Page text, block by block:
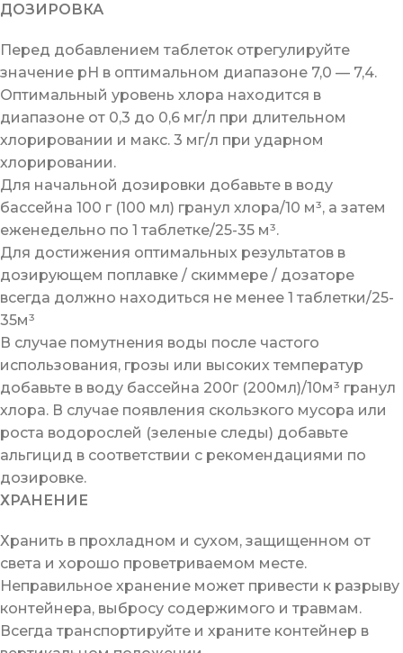
ДОЗИРОВКА
Перед добавлением таблеток отрегулируйте
значение pH в оптимальном диапазоне 7,0 — 7,4.
Оптимальный уровень хлора находится в
диапазоне от 0,3 до 0,6 мг/л при длительном
хлорировании и макс. 3 мг/л при ударном
хлорировании.
Для начальной дозировки добавьте в воду
бассейна 100 г (100 мл) гранул хлора/10 м³, а затем
еженедельно по 1 таблетке/25-35 м³.
Для достижения оптимальных результатов в
дозирующем поплавке / скиммере / дозаторе
всегда должно находиться не менее 1 таблетки/25-
35м³
В случае помутнения воды после частого
использования, грозы или высоких температур
добавьте в воду бассейна 200г (200мл)/10м³ гранул
хлора. В случае появления скользкого мусора или
роста водорослей (зеленые следы) добавьте
альгицид в соответствии с рекомендациями по
дозировке.
ХРАНЕНИЕ
Хранить в прохладном и сухом, защищенном от
света и хорошо проветриваемом месте.
Неправильное хранение может привести к разрыву
контейнера, выбросу содержимого и травмам.
Всегда транспортируйте и храните контейнер в